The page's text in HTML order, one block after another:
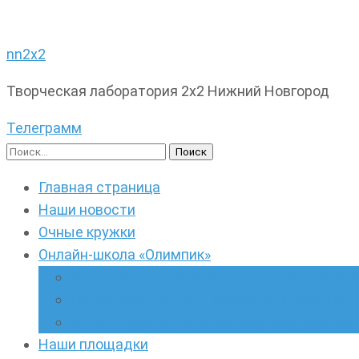
nn2x2
Творческая лаборатория 2х2 Нижний Новгород
Телеграмм
Найти:
Главная страница
Наши новости
Очные кружки
Онлайн-школа «Олимпик»
Наши площадки